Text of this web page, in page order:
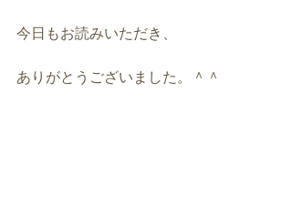
今日もお読みいただき、
ありがとうございました。＾＾